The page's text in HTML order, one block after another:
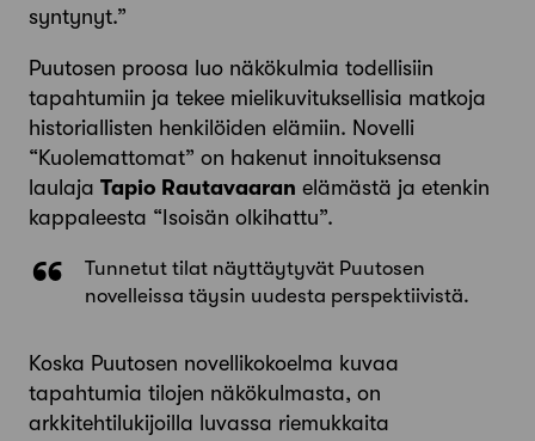
syntynyt.”
Puutosen proosa luo näkökulmia todellisiin
tapahtumiin ja tekee mielikuvituksellisia matkoja
historiallisten henkilöiden elämiin. Novelli
“Kuolemattomat” on hakenut innoituksensa
laulaja Tapio Rautavaaran elämästä ja etenkin
kappaleesta “Isoisän olkihattu”.
Tunnetut tilat näyttäytyvät Puutosen
novelleissa täysin uudesta perspektiivistä.
Koska Puutosen novellikokoelma kuvaa
tapahtumia tilojen näkökulmasta, on
arkkitehtilukijoilla luvassa riemukkaita